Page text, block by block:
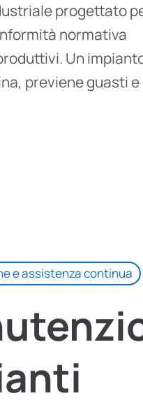
progettato
normativa
Un
previene guasti e
e assistenza continua